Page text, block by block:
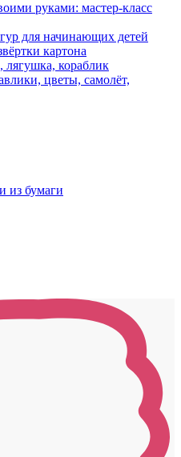
руками: мастер-класс
для начинающих детей
картона
лягушка, кораблик
цветы, самолёт,
из бумаги